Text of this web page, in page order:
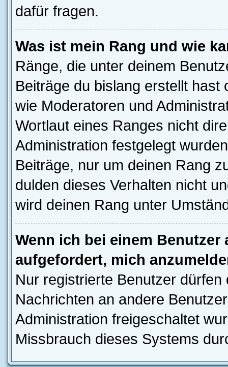
dafür fragen.
Was ist mein Rang und wie
Ränge, die unter deinem
Beiträge du bislang erstellt
wie Moderatoren und
Wortlaut eines Ranges nicht
Administration festgelegt
Beiträge, nur um deinen Rang
dulden dieses Verhalten nicht
wird deinen Rang unter
Wenn ich bei einem
aufgefordert, mich
Nur registrierte Benutzer
Nachrichten an andere
Administration freigeschaltet
Missbrauch dieses Systems